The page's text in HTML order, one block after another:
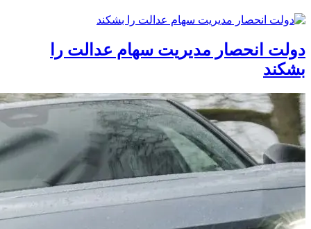
دولت انحصار مدیریت سهام عدالت را
بشکند